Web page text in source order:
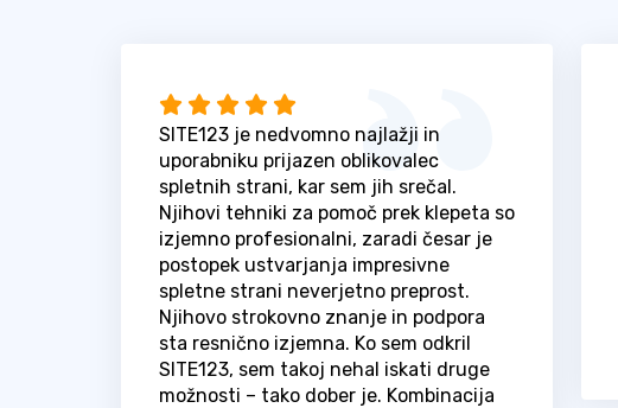
SITE123 je nedvomno najlažji in
uporabniku prijazen oblikovalec
spletnih strani, kar sem jih srečal.
Njihovi tehniki za pomoč prek klepeta so
izjemno profesionalni, zaradi česar je
postopek ustvarjanja impresivne
spletne strani neverjetno preprost.
Njihovo strokovno znanje in podpora
sta resnično izjemna. Ko sem odkril
SITE123, sem takoj nehal iskati druge
možnosti – tako dober je. Kombinacija